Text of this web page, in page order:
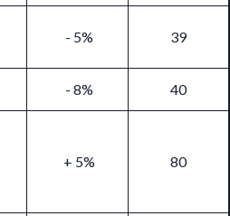
- 5% 39
- 8% 40
+ 5% 80